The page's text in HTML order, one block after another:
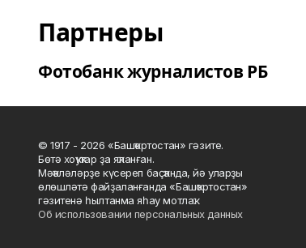
Партнеры
Фотобанк журналистов РБ
© 1917 - 2026 «Башҡортостан» гәзите.
Бөтә хоҡуҡтар ҙа яҡланған.
Мәҡәләләрҙе күсереп баҫҡанда, йә уларҙы
өлөшләтә файҙаланғанда «Башҡортостан»
гәзитенә һылтанма яһау мотлаҡ.
Об использовании персональных данных